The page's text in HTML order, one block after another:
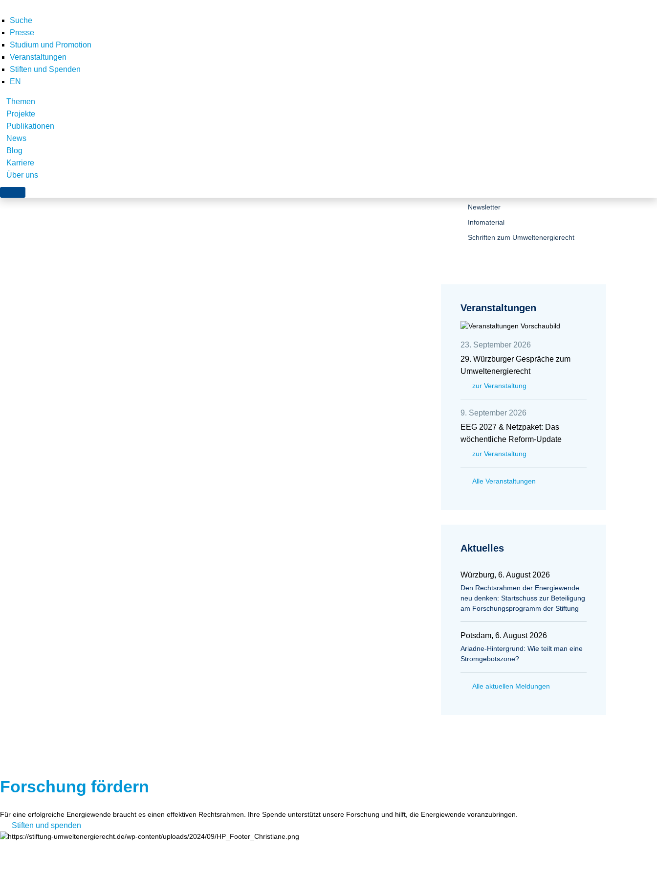
Suche
Presse
Studium und Promotion
Veranstaltungen
Stiften und Spenden
EN
Themen
Projekte
Publikationen
News
Blog
Karriere
Über uns
Home Über uns Forschungsnetzwerk
Teilen
Newsletter
Infomaterial
Schriften zum Umweltenergierecht
Veranstaltungen
23. September 2026
29. Würzburger Gespräche zum
Umweltenergierecht
zur Veranstaltung
9. September 2026
EEG 2027 & Netzpaket: Das
wöchentliche Reform-Update
zur Veranstaltung
Alle Veranstaltungen
Aktuelles
Würzburg, 6. August 2026
Den Rechtsrahmen der Energiewende
neu denken: Startschuss zur Beteiligung
am Forschungsprogramm der Stiftung
Potsdam, 6. August 2026
Ariadne-Hintergrund: Wie teilt man eine
Stromgebotszone?
Alle aktuellen Meldungen
Forschung fördern
Für eine erfolgreiche Energiewende braucht es einen effektiven Rechtsrahmen. Ihre Spende unterstützt unsere Forschung und hilft, die Energiewende voranzubringen.
Stiften und spenden